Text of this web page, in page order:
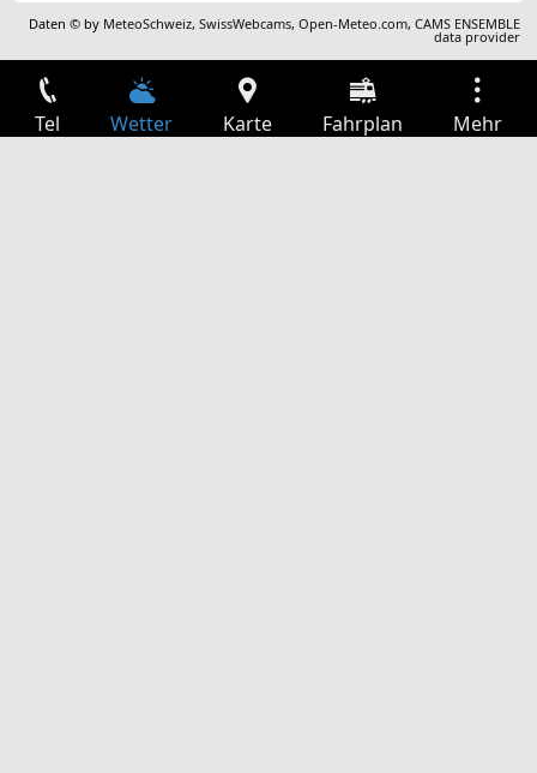
Daten © by MeteoSchweiz,SwissWebcams,Open-Meteo.com,CAMS ENSEMBLE
data provider
Tel Wetter Karte Fahrplan Mehr